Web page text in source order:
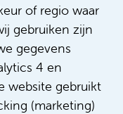
of regio waar
gebruiken zijn
gegevens
4 en
website gebruikt
(marketing)